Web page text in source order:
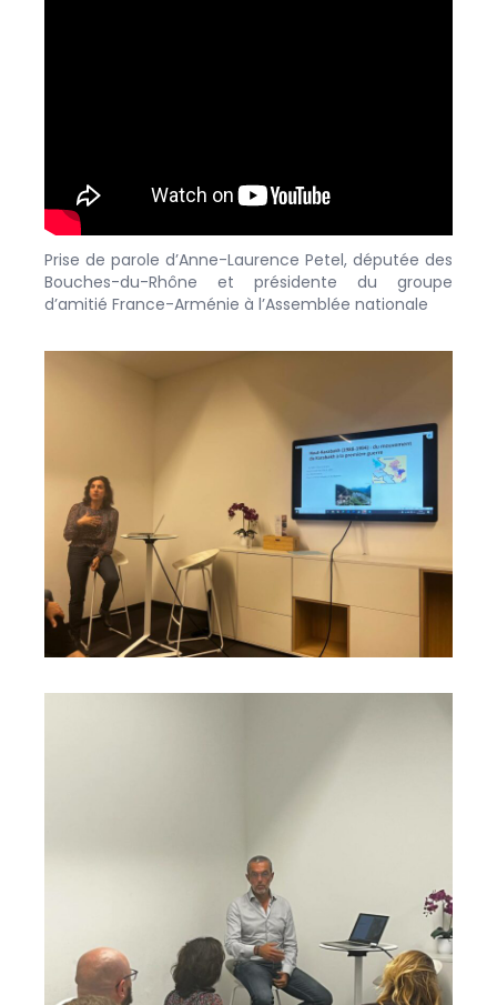
Prise de parole d’Anne-Laurence Petel, députée des
Bouches-du-Rhône et présidente du groupe
d’amitié France-Arménie à l’Assemblée nationale